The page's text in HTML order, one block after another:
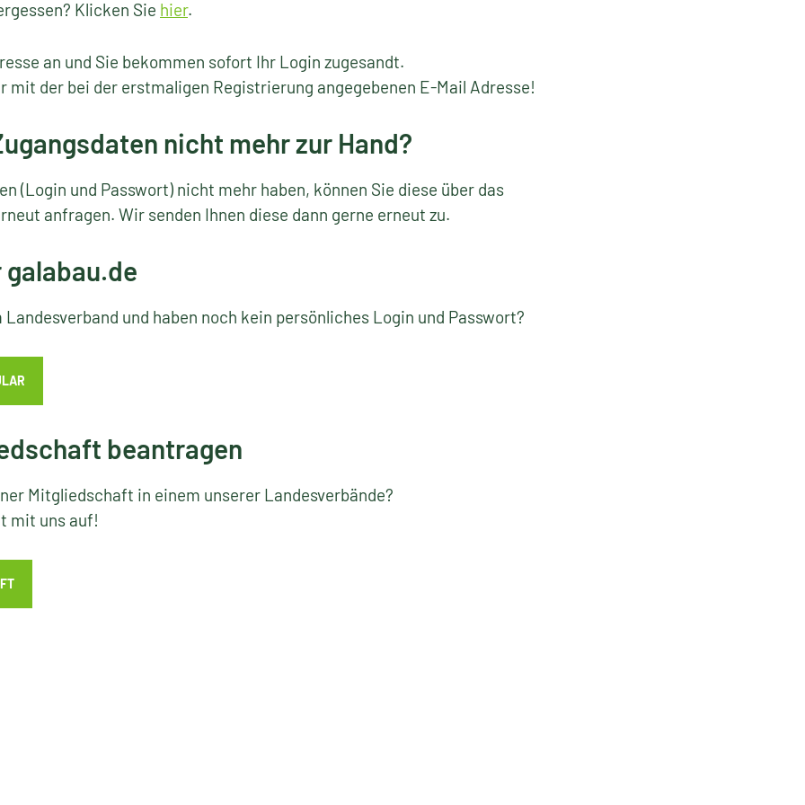
Klicken Sie hier.
an und Sie bekommen sofort Ihr Login zugesandt.
der bei der erstmaligen Registrierung angegebenen E-Mail Adresse!
nicht mehr zur Hand?
(Login und Passwort) nicht mehr haben, können Sie diese über das
anfragen. Wir senden Ihnen diese dann gerne erneut zu.
und haben noch kein persönliches Login und Passwort?
beantragen
Mitgliedschaft in einem unserer Landesverbände?
mit uns auf!